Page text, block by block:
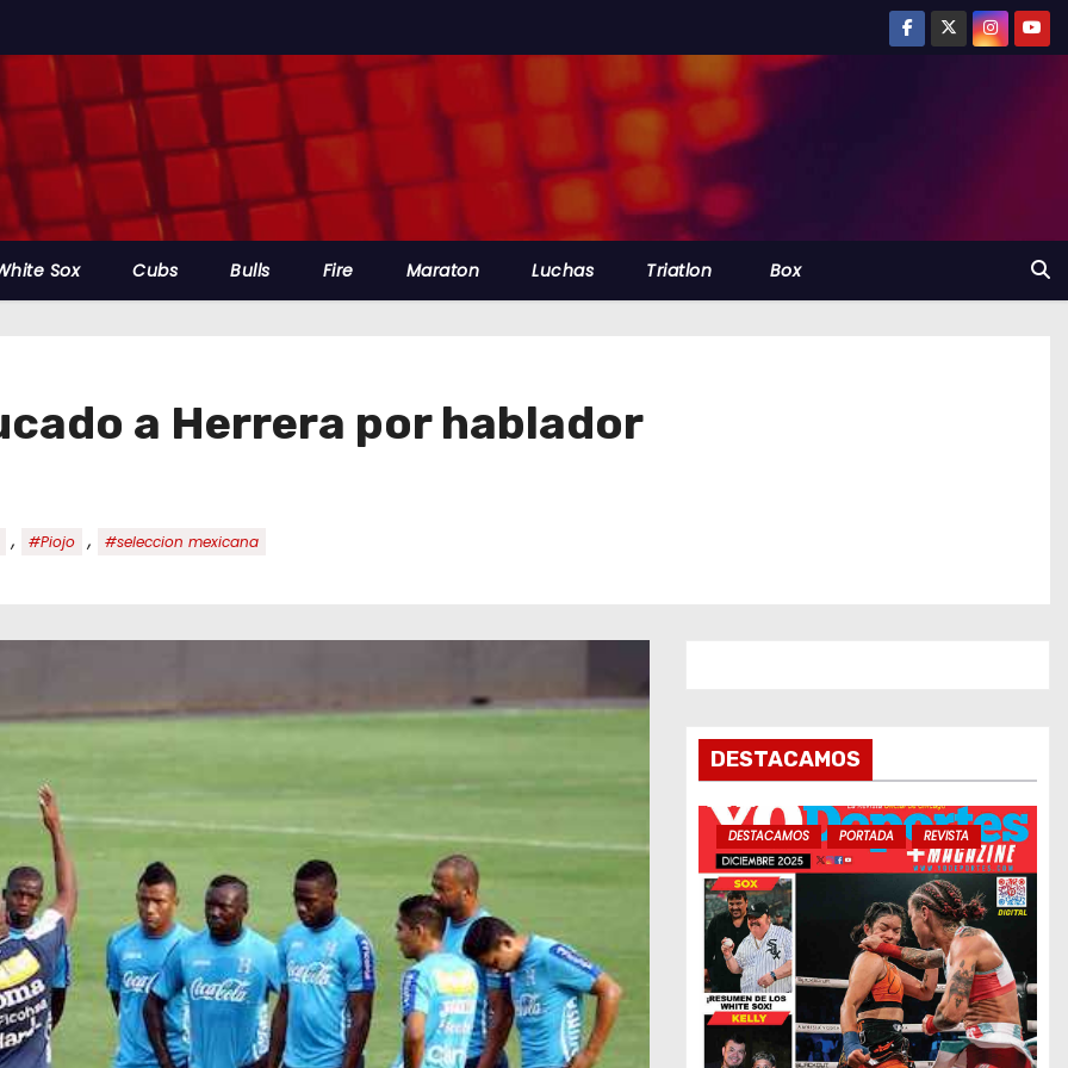
Sox Cubs Bulls Fire Maraton Luchas Triatlon Box
a Herrera por hablador
, #Piojo , #seleccion mexicana
DESTACAMOS
DESTACAMOS PORTADA REVISTA